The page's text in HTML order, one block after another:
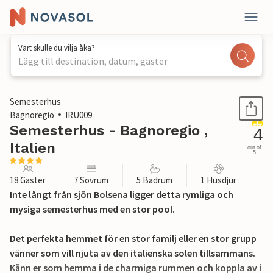
Vart skulle du vilja åka?
Lägg till destination, datum, gäster
1 / 38
Semesterhus
Bagnoregio
IRU009
Semesterhus - Bagnoregio ,
Italien
4
out of
5
18 Gäster 7 Sovrum 5 Badrum 1 Husdjur
Inte långt från sjön Bolsena ligger detta rymliga och
mysiga semesterhus med en stor pool.
Det perfekta hemmet för en stor familj eller en stor grupp
vänner som vill njuta av den italienska solen tillsammans.
Känn er som hemma i de charmiga rummen och koppla av i